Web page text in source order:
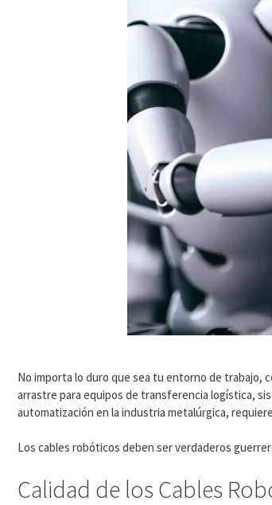
No importa lo duro que sea tu entorno de trabajo,
arrastre para equipos de transferencia logística,
automatización en la industria metalúrgica,
Los cables robóticos deben ser verdaderos
Calidad de los Cables